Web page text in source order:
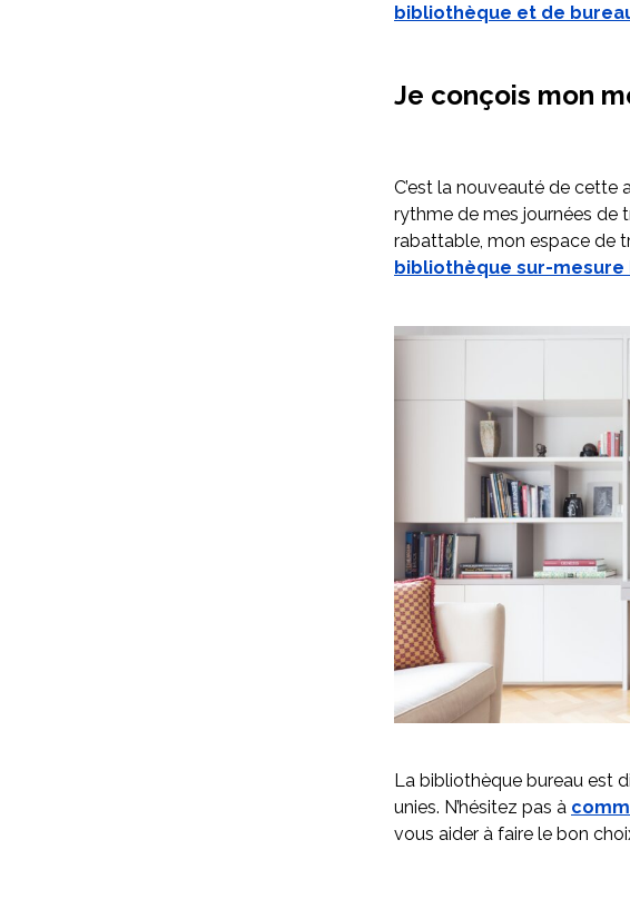
bibliothèque et de
Je conçois mon
C’est la nouveauté de cette
rythme de mes journées de
rabattable, mon espace de
bibliothèque sur-mesure
La bibliothèque bureau est
unies. N’hésitez pas à
vous aider à faire le bon